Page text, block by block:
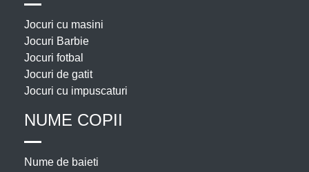
Jocuri cu masini
Jocuri Barbie
Jocuri fotbal
Jocuri de gatit
Jocuri cu impuscaturi
NUME COPII
Nume de baieti